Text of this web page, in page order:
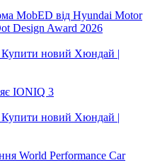
MobED від Hyundai Motor
Design Award 2026
IONIQ 3
World Performance Car